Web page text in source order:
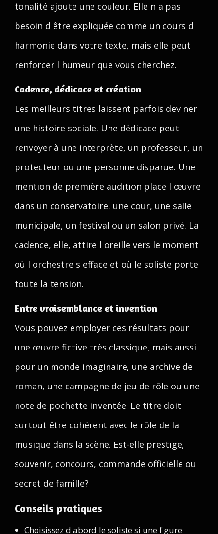
tonalité ajoute une couleur. Elle n a pas
besoin d être expliquée comme un cours d
harmonie dans votre texte, mais elle peut
renforcer l humeur que vous cherchez.
Cadence, dédicace et création
Les meilleurs titres laissent parfois deviner
une histoire sociale. Une dédicace peut
renvoyer à une interprète, un professeur, un
protecteur ou une personne disparue. Une
mention de première audition place l œuvre
dans un conservatoire, une cour, une salle
municipale, un festival ou un salon privé. La
cadence, elle, attire l oreille vers le moment
où l orchestre s efface et où le soliste porte
toute la tension.
Entre vraisemblance et invention
Vous pouvez employer ces résultats pour
une œuvre fictive très classique, mais aussi
pour un monde imaginaire, une archive de
roman, une campagne de jeu de rôle ou une
note de pochette inventée. Le titre doit
surtout être cohérent avec le rôle de la
musique dans la scène. Est-elle prestige,
souvenir, concours, commande officielle ou
secret de famille?
Conseils pratiques
Choisissez d abord le soliste si une figure